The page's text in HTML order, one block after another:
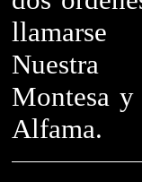
Nuestra
Montesa y
Alfama.